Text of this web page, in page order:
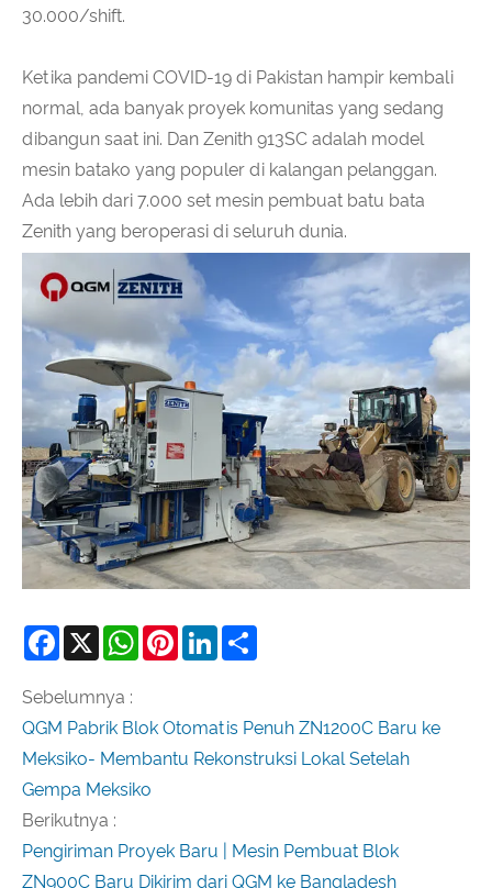
30.000/shift.
Ketika pandemi COVID-19 di Pakistan hampir kembali
normal, ada banyak proyek komunitas yang sedang
dibangun saat ini. Dan Zenith 913SC adalah model
mesin batako yang populer di kalangan pelanggan.
Ada lebih dari 7.000 set mesin pembuat batu bata
Zenith yang beroperasi di seluruh dunia.
Facebook
X WhatsAppPinterestLinkedIn
Sebelumnya :
QGM Pabrik Blok Otomatis Penuh ZN1200C Baru ke
Meksiko- Membantu Rekonstruksi Lokal Setelah
Gempa Meksiko
Berikutnya :
Pengiriman Proyek Baru | Mesin Pembuat Blok
ZN900C Baru Dikirim dari QGM ke Bangladesh